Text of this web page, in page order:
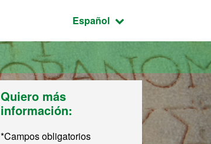
Idioma seleccionado:
Español
Quiero más
información:
*Campos obligatorios